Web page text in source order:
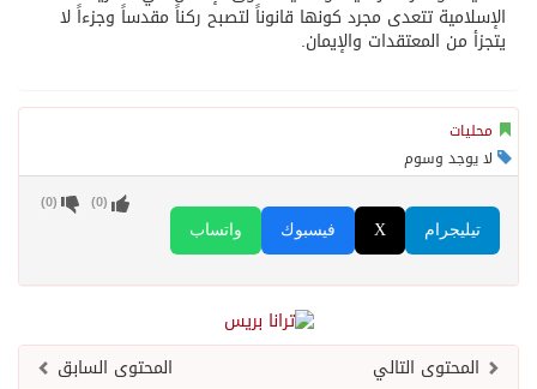
الإسلامية تتعدى مجرد كونها قانوناً لتصبح ركناً مقدساً وجزءاً لا
يتجزأ من المعتقدات والإيمان.
محليات
لا يوجد وسوم
واتساب فيسبوك X تيليجرام
(
0
) (
0
)
المحتوى السابق المحتوى التالي